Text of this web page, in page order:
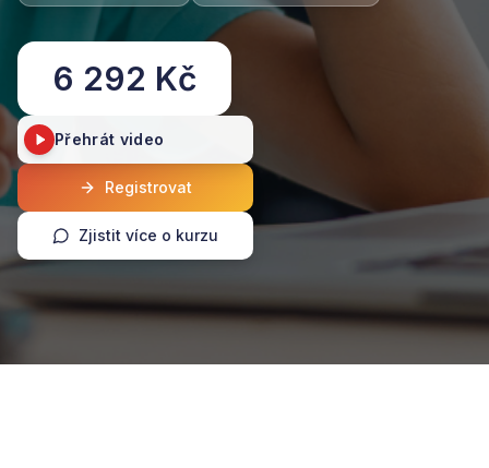
6 292 Kč
Přehrát video
Registrovat
Zjistit více o kurzu